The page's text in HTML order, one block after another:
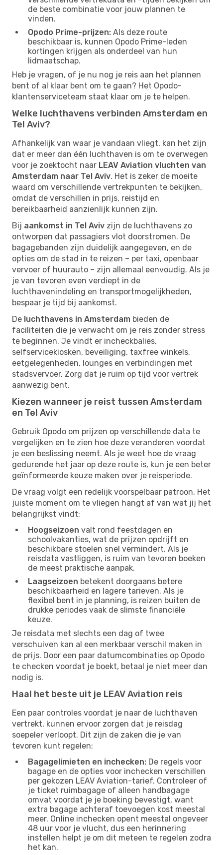
de beste combinatie voor jouw plannen te
vinden.
Opodo Prime-prijzen: Als deze route
beschikbaar is, kunnen Opodo Prime-leden
kortingen krijgen als onderdeel van hun
lidmaatschap.
Heb je vragen, of je nu nog je reis aan het plannen
bent of al klaar bent om te gaan? Het Opodo-
klantenserviceteam staat klaar om je te helpen.
Welke luchthavens verbinden Amsterdam en
Tel Aviv?
Afhankelijk van waar je vandaan vliegt, kan het zijn
dat er meer dan één luchthaven is om te overwegen
voor je zoektocht naar LEAV Aviation vluchten van
Amsterdam naar Tel Aviv. Het is zeker de moeite
waard om verschillende vertrekpunten te bekijken,
omdat de verschillen in prijs, reistijd en
bereikbaarheid aanzienlijk kunnen zijn.
Bij aankomst in Tel Aviv zijn de luchthavens zo
ontworpen dat passagiers vlot doorstromen. De
bagagebanden zijn duidelijk aangegeven, en de
opties om de stad in te reizen – per taxi, openbaar
vervoer of huurauto – zijn allemaal eenvoudig. Als je
je van tevoren even verdiept in de
luchthavenindeling en transportmogelijkheden,
bespaar je tijd bij aankomst.
De luchthavens in Amsterdam bieden de
faciliteiten die je verwacht om je reis zonder stress
te beginnen. Je vindt er incheckbalies,
selfservicekiosken, beveiliging, taxfree winkels,
eetgelegenheden, lounges en verbindingen met
stadsvervoer. Zorg dat je ruim op tijd voor vertrek
aanwezig bent.
Kiezen wanneer je reist tussen Amsterdam
en Tel Aviv
Gebruik Opodo om prijzen op verschillende data te
vergelijken en te zien hoe deze veranderen voordat
je een beslissing neemt. Als je weet hoe de vraag
gedurende het jaar op deze route is, kun je een beter
geïnformeerde keuze maken over je reisperiode.
De vraag volgt een redelijk voorspelbaar patroon. Het
juiste moment om te vliegen hangt af van wat jij het
belangrijkst vindt:
Hoogseizoen valt rond feestdagen en
schoolvakanties, wat de prijzen opdrijft en
beschikbare stoelen snel vermindert. Als je
reisdata vastliggen, is ruim van tevoren boeken
de meest praktische aanpak.
Laagseizoen betekent doorgaans betere
beschikbaarheid en lagere tarieven. Als je
flexibel bent in je planning, is reizen buiten de
drukke periodes vaak de slimste financiële
keuze.
Je reisdata met slechts een dag of twee
verschuiven kan al een merkbaar verschil maken in
de prijs. Door een paar datumcombinaties op Opodo
te checken voordat je boekt, betaal je niet meer dan
nodig is.
Haal het beste uit je LEAV Aviation reis
Een paar controles voordat je naar de luchthaven
vertrekt, kunnen ervoor zorgen dat je reisdag
soepeler verloopt. Dit zijn de zaken die je van
tevoren kunt regelen:
Bagagelimieten en inchecken: De regels voor
bagage en de opties voor inchecken verschillen
per gekozen LEAV Aviation-tarief. Controleer of
je ticket ruimbagage of alleen handbagage
omvat voordat je je boeking bevestigt, want
extra bagage achteraf toevoegen kost meestal
meer. Online inchecken opent meestal ongeveer
48 uur voor je vlucht, dus een herinnering
instellen helpt je om dit meteen te regelen zodra
het kan.